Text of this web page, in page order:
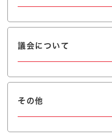
議会について
その他